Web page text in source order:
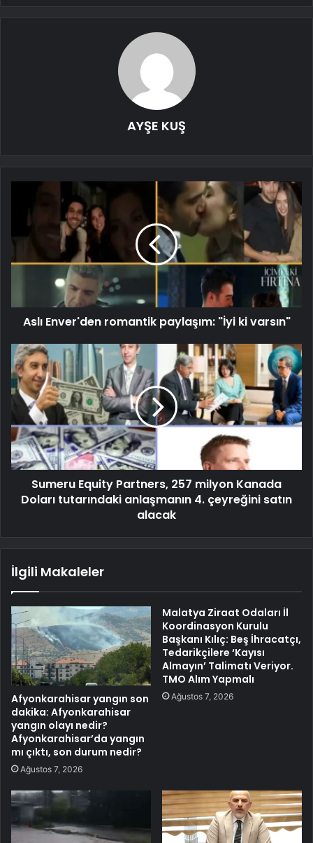
AYŞE KUŞ
Aslı Enver'den romantik paylaşım: "İyi ki varsın"
Sumeru Equity Partners, 257 milyon Kanada
Doları tutarındaki anlaşmanın 4. çeyreğini satın
alacak
İlgili Makaleler
Afyonkarahisar yangın son
dakika: Afyonkarahisar
yangın olayı nedir?
Afyonkarahisar’da yangın
mı çıktı, son durum nedir?
Ağustos 7, 2026
Malatya Ziraat Odaları İl
Koordinasyon Kurulu
Başkanı Kılıç: Beş İhracatçı,
Tedarikçilere ‘Kayısı
Almayın’ Talimatı Veriyor.
TMO Alım Yapmalı
Ağustos 7, 2026